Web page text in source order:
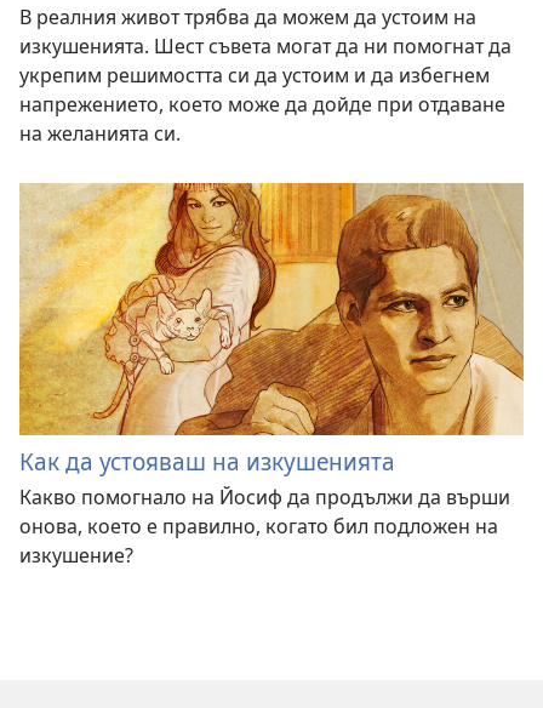
В реалния живот трябва да можем да устоим на
изкушенията. Шест съвета могат да ни помогнат да
укрепим решимостта си да устоим и да избегнем
напрежението, което може да дойде при отдаване
на желанията си.
Как да устояваш на изкушенията
Какво помогнало на Йосиф да продължи да върши
онова, което е правилно, когато бил подложен на
изкушение?